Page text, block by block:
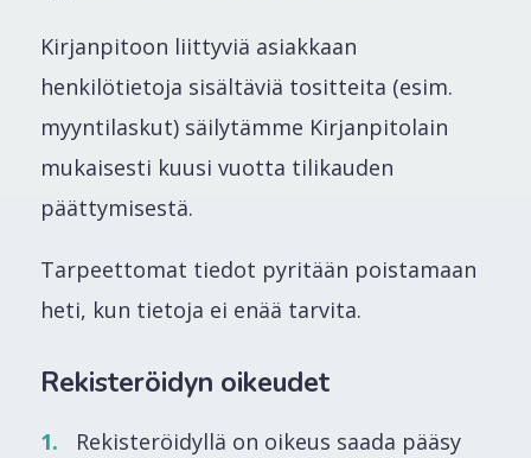
Kirjanpitoon liittyviä asiakkaan
henkilötietoja sisältäviä tositteita (esim.
myyntilaskut) säilytämme Kirjanpitolain
mukaisesti kuusi vuotta tilikauden
päättymisestä.
Tarpeettomat tiedot pyritään poistamaan
heti, kun tietoja ei enää tarvita.
Rekisteröidyn oikeudet
Rekisteröidyllä on oikeus saada pääsy